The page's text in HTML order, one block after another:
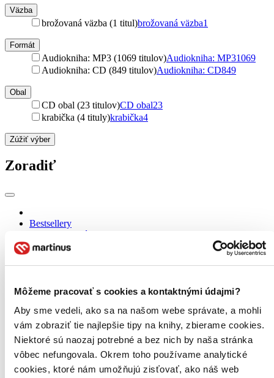
Môžeme pracovať s cookies a kontaktnými údajmi?
Aby sme vedeli, ako sa na našom webe správate, a mohli
vám zobraziť tie najlepšie tipy na knihy, zbierame cookies.
Niektoré sú naozaj potrebné a bez nich by naša stránka
vôbec nefungovala. Okrem toho používame analytické
cookies, ktoré nám umožňujú zisťovať, ako náš web
Väzba
brožovaná väzba (1 titul)brožovaná väzba1
Formát
Audiokniha: MP3 (1069 titulov)Audiokniha: MP31069
Audiokniha: CD (849 titulov)Audiokniha: CD849
Obal
CD obal (23 titulov)CD obal23
krabička (4 tituly)krabička4
Zúžiť výber
Zoradiť
Bestsellery
Top hodnotené
Novinky
Najlacnejšie